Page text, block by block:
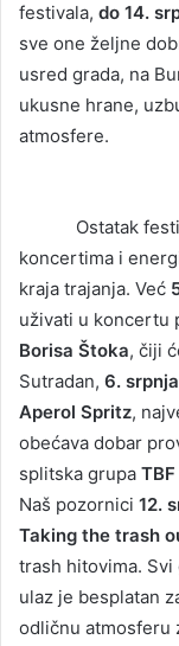
festivala, do 14.
sve one željne
usred grada, na
ukusne hrane,
atmosfere.
Ostatak
koncertima i
kraja trajanja. Već
uživati u koncertu
Borisa Štoka, čiji
Sutradan, 6. srpnja
Aperol Spritz,
obećava dobar
splitska grupa TBF
Naš pozornici 12.
Taking the trash
trash hitovima.
ulaz je besplatan
odličnu atmosferu